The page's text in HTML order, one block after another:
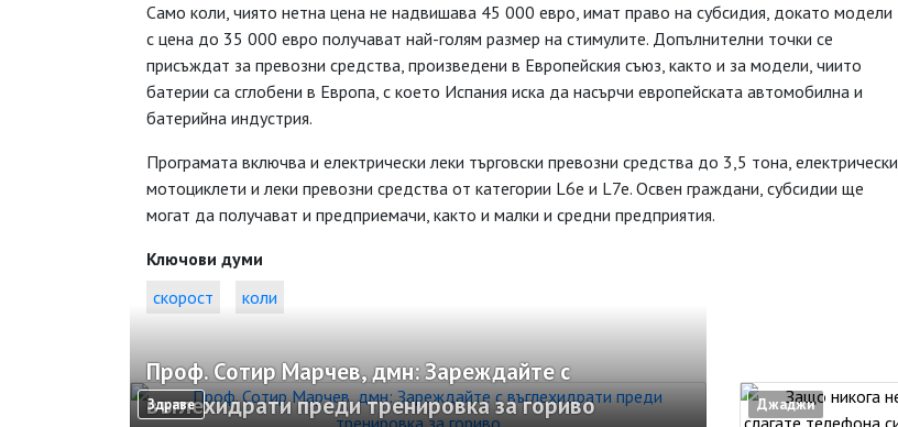
Само коли, чиято нетна цена не надвишава 45 000 евро, имат право на субсидия, докато модели
с цена до 35 000 евро получават най-голям размер на стимулите. Допълнителни точки се
присъждат за превозни средства, произведени в Европейския съюз, както и за модели, чиито
батерии са сглобени в Европа, с което Испания иска да насърчи европейската автомобилна и
батерийна индустрия.
Програмата включва и електрически леки търговски превозни средства до 3,5 тона, електрически
мотоциклети и леки превозни средства от категории L6e и L7e. Освен граждани, субсидии ще
могат да получават и предприемачи, както и малки и средни предприятия.
Ключови думи
скорост
коли
Здраве
Проф. Сотир Марчев, дмн: Зареждайте с
въглехидрати преди тренировка за гориво
Джаджи